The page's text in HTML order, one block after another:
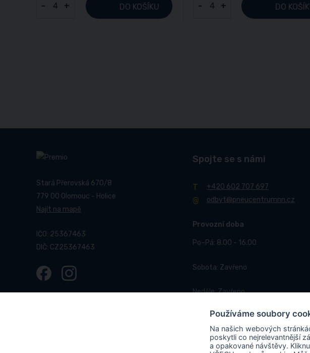
- + DO KOŠÍKU - + DO
Stará Přerovská 670/8
779 00 Olomouc - Holice
Najít na mapě
IČO: 25367463
DIČ: CZ25367463
Spojte se s námi
+420 602 707 697
odbyt@pneucentrumnn.cz
Provozní doba
Po–Pá: 8.00 - 16.00
Sobota: Zavřeno
Neděle: Zavřeno
Používáme soubory
Na našich webových
poskytli co nejrelevantnější
a opakované návštěvy.